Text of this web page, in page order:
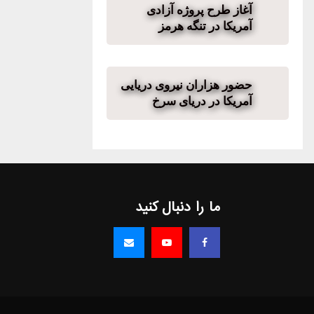
آغاز طرح پروژه آزادی
آمریکا در تنگه هرمز
حضور هزاران نیروی دریایی
آمریکا در دریای سرخ
ما را دنبال کنید